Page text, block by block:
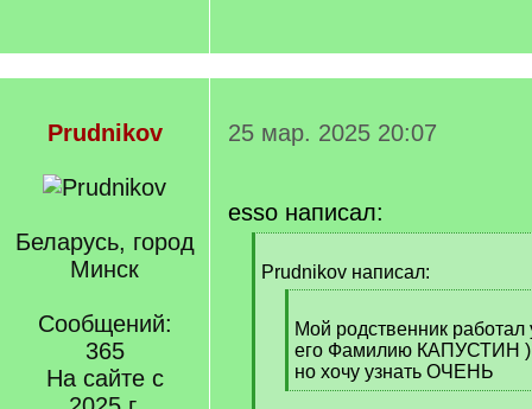
Prudnikov
Беларусь, город
Минск
Сообщений:
365
На сайте с
25 мар. 2025 20:07
esso написал:
q
Prudnikov написал:
q
]
Мой родственник работал
его Фамилию КАПУСТИН )
но хочу узнать ОЧЕНЬ
[